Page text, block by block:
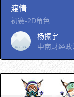
渡情
初赛-2D角色
杨振宇
中南财经政